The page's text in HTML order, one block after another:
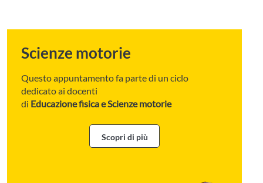
Scienze motorie
Questo appuntamento fa parte di un ciclo
dedicato ai docenti
di Educazione fisica e Scienze motorie
Scopri di più